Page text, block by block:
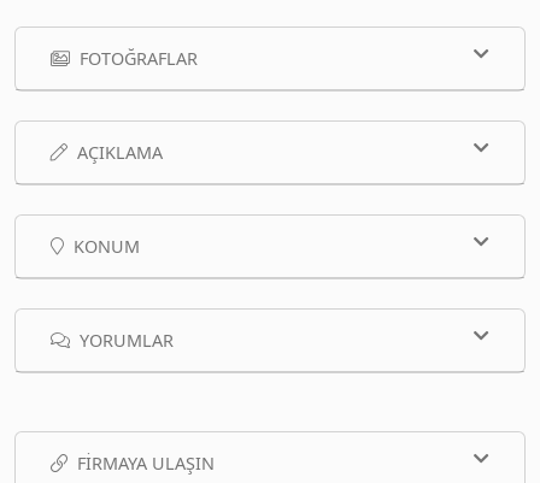
FOTOĞRAFLAR
AÇIKLAMA
KONUM
YORUMLAR
FIRMAYA ULAŞIN